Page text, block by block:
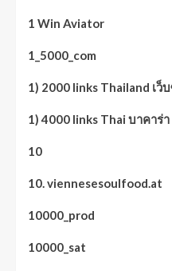
1 Win Aviator
1_5000_com
1) 2000 links Thailand เว็
1) 4000 links Thai บาคาร่า
10
10. viennesesoulfood.at
10000_prod
10000_sat